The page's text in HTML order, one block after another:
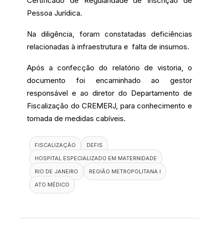
Pessoa Jurídica.
Na diligência, foram constatadas deficiências
relacionadas à infraestrutura e falta de insumos.
Após a confecção do relatório de vistoria, o
documento foi encaminhado ao gestor
responsável e ao diretor do Departamento de
Fiscalização do CREMERJ, para conhecimento e
tomada de medidas cabíveis.
FISCALIZAÇÃO
DEFIS
HOSPITAL ESPECIALIZADO EM MATERNIDADE
RIO DE JANEIRO
REGIÃO METROPOLITANA I
ATO MÉDICO